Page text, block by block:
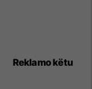
Reklamo këtu